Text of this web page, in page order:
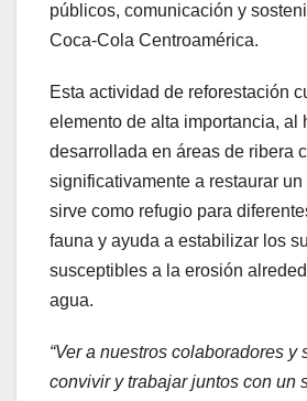
públicos, comunicación y
Coca-Cola Centroamérica.
Esta actividad de reforestación
elemento de alta importancia, al
desarrollada en áreas de ribera
significativamente a restaurar
sirve como refugio para
fauna y ayuda a estabilizar los
susceptibles a la erosión
agua.
“Ver a nuestros colaboradores y
convivir y trabajar juntos con un